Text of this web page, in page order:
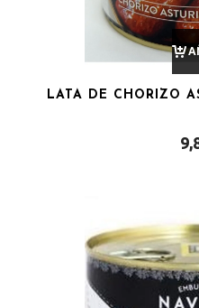
LATA DE CHORIZO